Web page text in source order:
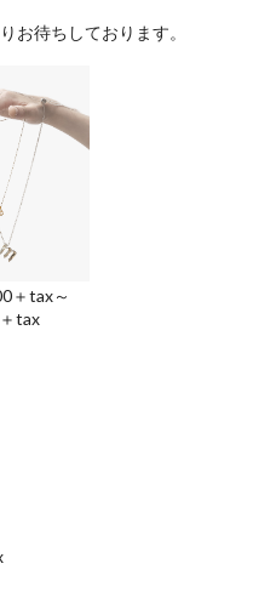
お待ちしております。
＋tax～
tax